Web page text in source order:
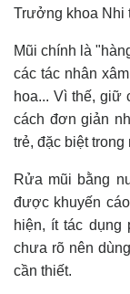
Trưởng khoa Nhi
Mũi chính là
các tác nhân
hoa... Vì thế, giữ
cách đơn giản
trẻ, đặc biệt
Rửa mũi bằng
được khuyến
hiện, ít tác dụng
chưa rõ nên
cần thiết.